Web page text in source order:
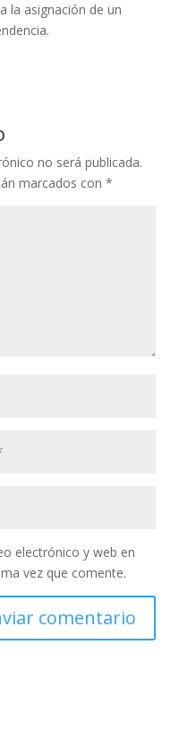
la asignación de un
no será publicada.
marcados con *
electrónico y web en
vez que comente.